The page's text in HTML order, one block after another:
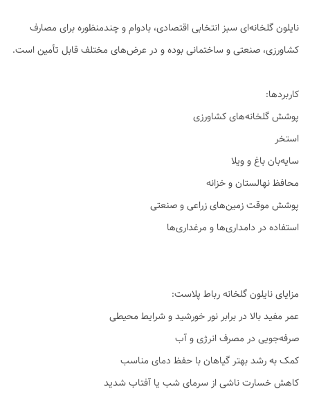
نایلون گلخانه‌ای سبز انتخابی اقتصادی، بادوام و چندمنظوره برای مصارف
کشاورزی، صنعتی و ساختمانی بوده و در عرض‌های مختلف قابل تأمین است.
کاربردها:
پوشش گلخانه‌های کشاورزی
استخر
سایه‌بان باغ و ویلا
محافظ نهالستان و خزانه
پوشش موقت زمین‌های زراعی و صنعتی
استفاده در دامداری‌ها و مرغداری‌ها
مزایای نایلون گلخانه رباط پلاست:
عمر مفید بالا در برابر نور خورشید و شرایط محیطی
صرفه‌جویی در مصرف انرژی و آب
کمک به رشد بهتر گیاهان با حفظ دمای مناسب
کاهش خسارت ناشی از سرمای شب یا آفتاب شدید